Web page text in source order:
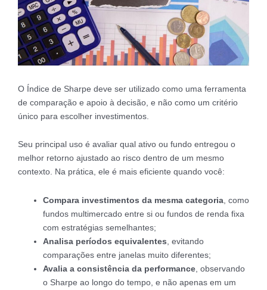
O Índice de Sharpe deve ser utilizado como uma ferramenta
de comparação e apoio à decisão, e não como um critério
único para escolher investimentos.
Seu principal uso é avaliar qual ativo ou fundo entregou o
melhor retorno ajustado ao risco dentro de um mesmo
contexto. Na prática, ele é mais eficiente quando você:
Compara investimentos da mesma categoria , como
fundos multimercado entre si ou fundos de renda fixa
com estratégias semelhantes;
Analisa períodos equivalentes , evitando
comparações entre janelas muito diferentes;
Avalia a consistência da performance , observando
o Sharpe ao longo do tempo, e não apenas em um